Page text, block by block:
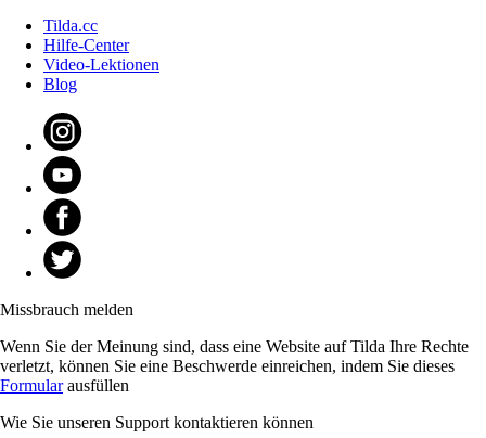
Tilda.cc
Hilfe-Center
Video-Lektionen
Blog
Missbrauch melden
Wenn Sie der Meinung sind, dass eine Website auf Tilda Ihre Rechte
verletzt, können Sie eine Beschwerde einreichen, indem Sie dieses
Formularausfüllen
Wie Sie unseren Support kontaktieren können